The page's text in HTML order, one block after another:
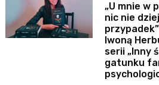
„U mnie w
nic nie
Iwoną
serii „Inny
gatunku